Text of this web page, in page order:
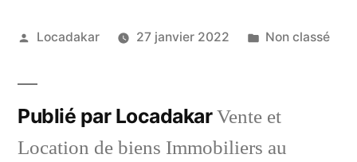
Publié
Locadakar 27 janvier 2022
Publié
Non classé
Publié par LocadakarVente et
Location de biens Immobiliers au